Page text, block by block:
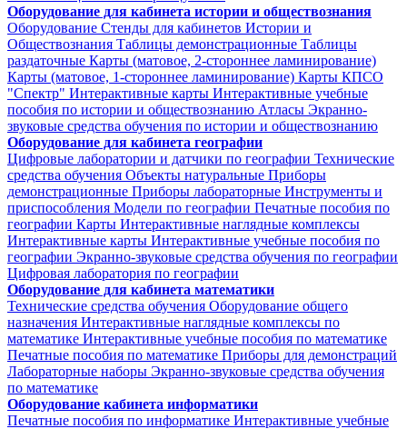
Оборудование для кабинета истории и обществознания
Оборудование Стенды для кабинетов Истории и
Обществознания Таблицы демонстрационные Таблицы
раздаточные Карты (матовое, 2-стороннее ламинирование)
Карты (матовое, 1-стороннее ламинирование) Карты КПСО
"Спектр" Интерактивные карты Интерактивные учебные
пособия по истории и обществознанию Атласы Экранно-
звуковые средства обучения по истории и обществознанию
Оборудование для кабинета географии
Цифровые лаборатории и датчики по географии Технические
средства обучения Объекты натуральные Приборы
демонстрационные Приборы лабораторные Инструменты и
приспособления Модели по географии Печатные пособия по
географии Карты Интерактивные наглядные комплексы
Интерактивные карты Интерактивные учебные пособия по
географии Экранно-звуковые средства обучения по географии
Цифровая лаборатория по географии
Оборудование для кабинета математики
Технические средства обучения Оборудование общего
назначения Интерактивные наглядные комплексы по
математике Интерактивные учебные пособия по математике
Печатные пособия по математике Приборы для демонстраций
Лабораторные наборы Экранно-звуковые средства обучения
по математике
Оборудование кабинета информатики
Печатные пособия по информатике Интерактивные учебные